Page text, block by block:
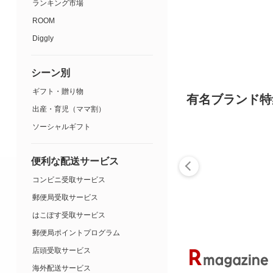
有名ブランド
ランキング市場
ROOM
Diggly
シーン別
ギフト・贈り物
出産・育児（ママ割）
ソーシャルギフト
便利な配送サービス
コンビニ受取サービス
郵便局受取サービス
はこぽす受取サービス
郵便局ポイントプログラム
店頭受取サービス
海外配送サービス